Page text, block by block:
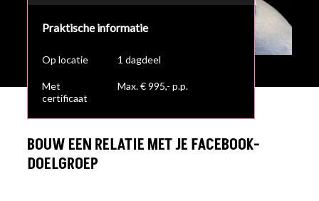
Praktische informatie
Op locatie 1 dagdeel
Met
certificaat
Max. € 995,- p.p.
BOUW EEN RELATIE MET JE FACEBOOK-
DOELGROEP